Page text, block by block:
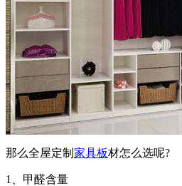
那么全屋定制 家具板材怎么选呢?
1、甲醛含量